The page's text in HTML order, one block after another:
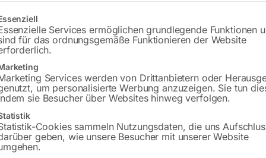
In den
Sie haben
eine Liste der Service-Gruppen, für die eine Einwilligung erteilt
Services ermöglichen grundlegende Funktionen
für das ordnungsgemäße Funktionieren der Website
Services werden von Drittanbietern oder
um personalisierte Werbung anzuzeigen. Sie tun
sie Besucher über Websites hinweg verfolgen.
Cookies sammeln Nutzungsdaten, die uns
geben, wie unsere Besucher mit unserer Website